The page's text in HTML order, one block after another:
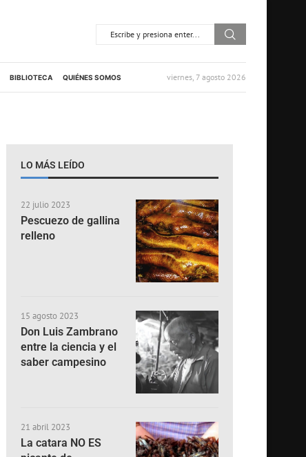
BIBLIOTECA QUIÉNES SOMOS viernes, 7 agosto 2026
LO MÁS LEÍDO
22 julio 2023
Pescuezo de gallina
relleno
15 agosto 2023
Don Luis Zambrano
entre la ciencia y el
saber campesino
21 abril 2023
La catara NO ES